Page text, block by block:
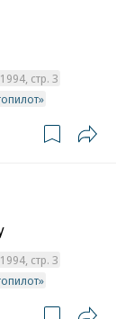
стр. 3
стр. 3